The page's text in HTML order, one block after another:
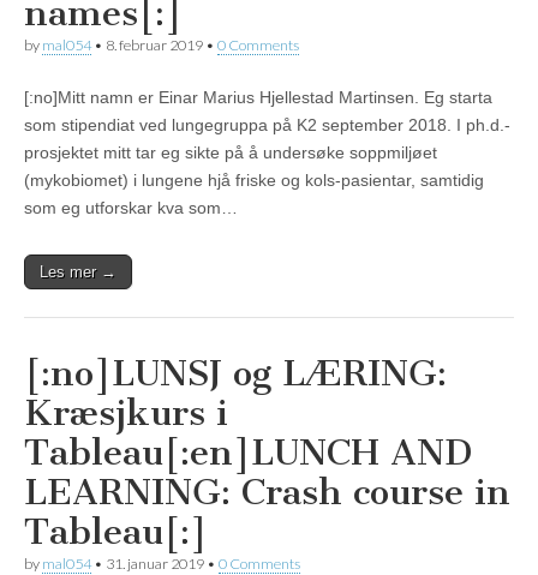
names[:]
by mal054• 8. februar 2019 • 0 Comments
[:no]Mitt namn er Einar Marius Hjellestad Martinsen. Eg starta
som stipendiat ved lungegruppa på K2 september 2018. I ph.d.-
prosjektet mitt tar eg sikte på å undersøke soppmiljøet
(mykobiomet) i lungene hjå friske og kols-pasientar, samtidig
som eg utforskar kva som…
Les mer →
[:no]LUNSJ og LÆRING:
Kræsjkurs i
Tableau[:en]LUNCH AND
LEARNING: Crash course in
Tableau[:]
by mal054• 31. januar 2019 • 0 Comments